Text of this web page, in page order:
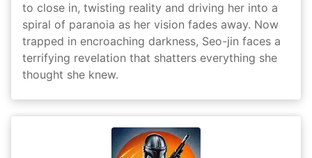
to close in, twisting reality and driving her into a
spiral of paranoia as her vision fades away. Now
trapped in encroaching darkness, Seo-jin faces a
terrifying revelation that shatters everything she
thought she knew.